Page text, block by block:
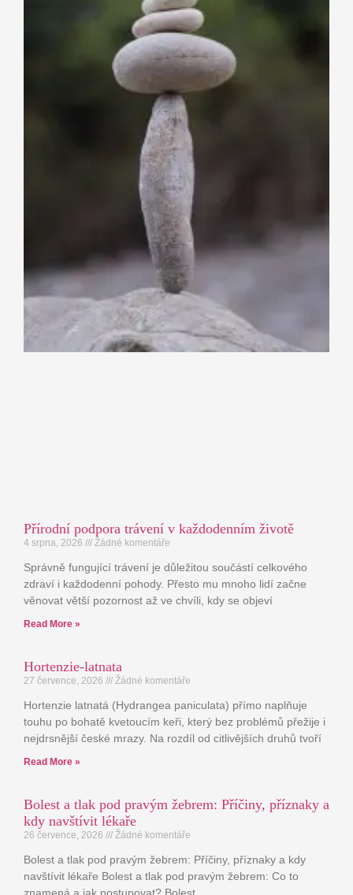
Přírodní podpora trávení v každodenním životě
4 srpna, 2026 Žádné komentáře
Správně fungující trávení je důležitou součástí celkového
zdraví i každodenní pohody. Přesto mu mnoho lidí začne
věnovat větší pozornost až ve chvíli, kdy se objeví
Read More »
Hortenzie-latnata
27 července, 2026 Žádné komentáře
Hortenzie latnatá (Hydrangea paniculata) přímo naplňuje
touhu po bohatě kvetoucím keři, který bez problémů přežije i
nejdrsnější české mrazy. Na rozdíl od citlivějších druhů tvoří
Read More »
Bolest a tlak pod pravým žebrem: Příčiny, příznaky a
kdy navštívit lékaře
26 července, 2026 Žádné komentáře
Bolest a tlak pod pravým žebrem: Příčiny, příznaky a kdy
navštívit lékaře Bolest a tlak pod pravým žebrem: Co to